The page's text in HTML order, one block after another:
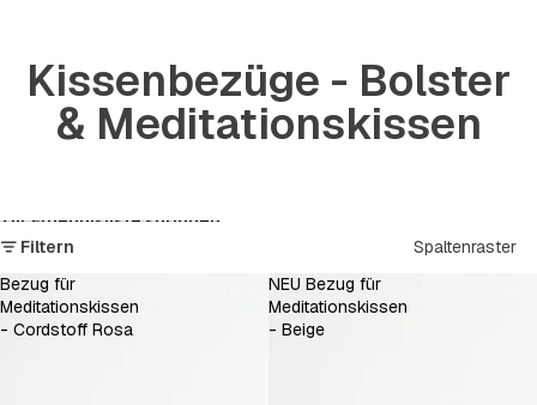
Kissenbezüge - Bolster
& Meditationskissen
Zur Ergebnisliste springen
Filtern
Spaltenraster
Bezug für
Meditationskissen
- Cordstoff Rosa
NEU Bezug für
Meditationskissen
- Beige